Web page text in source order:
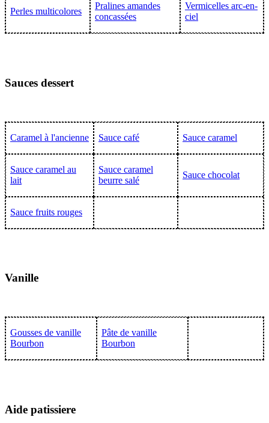
Perles multicolores
Pralines amandes
concassées
Vermicelles arc-en-
ciel
Sauces dessert
Caramel à l'ancienne Sauce café Sauce caramel
Sauce caramel au
lait
Sauce caramel
beurre salé
Sauce chocolat
Sauce fruits rouges
Vanille
Gousses de vanille
Bourbon
Pâte de vanille
Bourbon
Aide patissiere